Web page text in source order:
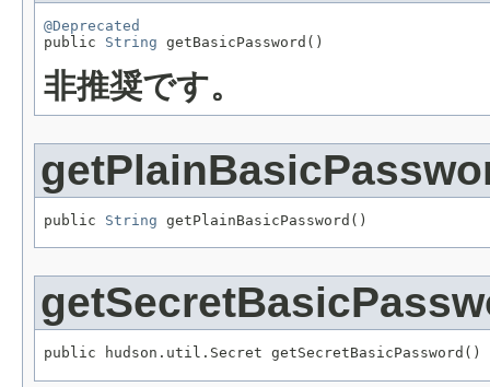
@Deprecated
public String getBasicPassword()
非推奨です。
public String getPlainBasicPassword()
public hudson.util.Secret getSecretBasicPassword()